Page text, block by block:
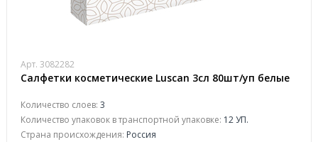
Арт. 3082282
Салфетки косметические Luscan 3сл 80шт/уп белые
Количество слоев: 3
Количество упаковок в транспортной упаковке: 12 УП.
Страна происхождения: Россия